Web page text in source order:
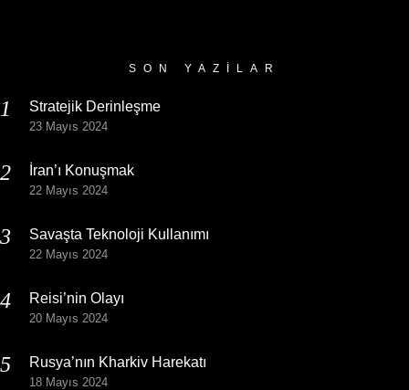
SON YAZILAR
Stratejik Derinleşme
23 Mayıs 2024
İran’ı Konuşmak
22 Mayıs 2024
Savaşta Teknoloji Kullanımı
22 Mayıs 2024
Reisi’nin Olayı
20 Mayıs 2024
Rusya’nın Kharkiv Harekatı
18 Mayıs 2024